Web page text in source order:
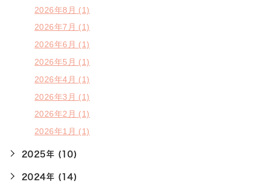
2026年8月 (1)
2026年7月 (1)
2026年6月 (1)
2026年5月 (1)
2026年4月 (1)
2026年3月 (1)
2026年2月 (1)
2026年1月 (1)
2025年 (10)
2024年 (14)